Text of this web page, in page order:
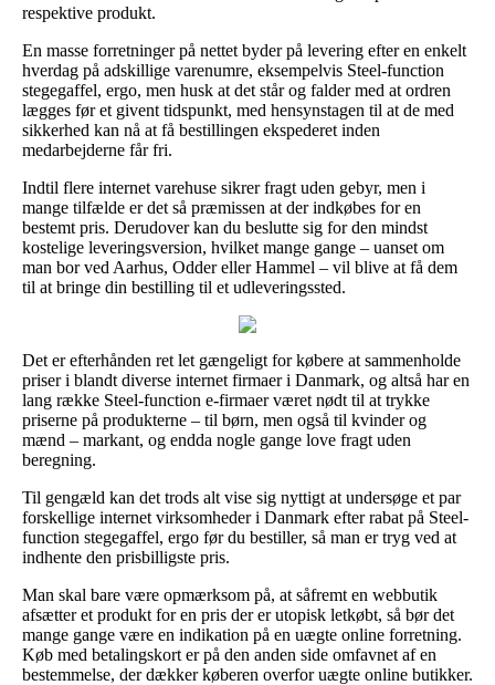
respektive produkt.
En masse forretninger på nettet byder på levering efter en enkelt
hverdag på adskillige varenumre, eksempelvis Steel-function
stegegaffel, ergo, men husk at det står og falder med at ordren
lægges før et givent tidspunkt, med hensynstagen til at de med
sikkerhed kan nå at få bestillingen ekspederet inden
medarbejderne får fri.
Indtil flere internet varehuse sikrer fragt uden gebyr, men i
mange tilfælde er det så præmissen at der indkøbes for en
bestemt pris. Derudover kan du beslutte sig for den mindst
kostelige leveringsversion, hvilket mange gange – uanset om
man bor ved Aarhus, Odder eller Hammel – vil blive at få dem
til at bringe din bestilling til et udleveringssted.
Det er efterhånden ret let gængeligt for købere at sammenholde
priser i blandt diverse internet firmaer i Danmark, og altså har en
lang række Steel-function e-firmaer været nødt til at trykke
priserne på produkterne – til børn, men også til kvinder og
mænd – markant, og endda nogle gange love fragt uden
beregning.
Til gengæld kan det trods alt vise sig nyttigt at undersøge et par
forskellige internet virksomheder i Danmark efter rabat på Steel-
function stegegaffel, ergo før du bestiller, så man er tryg ved at
indhente den prisbilligste pris.
Man skal bare være opmærksom på, at såfremt en webbutik
afsætter et produkt for en pris der er utopisk letkøbt, så bør det
mange gange være en indikation på en uægte online forretning.
Køb med betalingskort er på den anden side omfavnet af en
bestemmelse, der dækker køberen overfor uægte online butikker.